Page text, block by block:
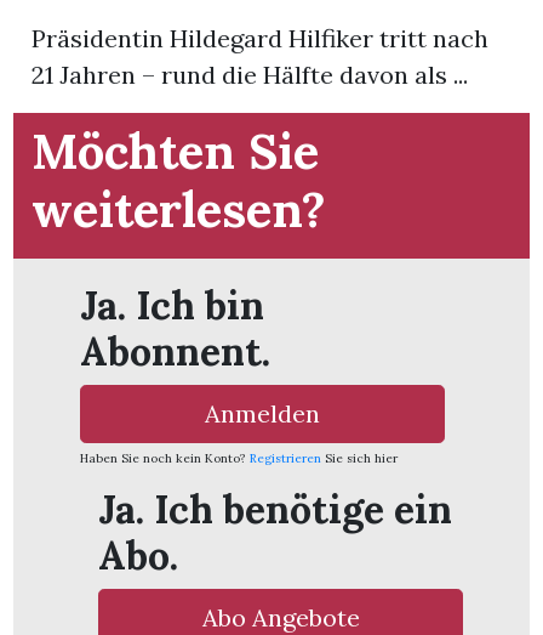
Präsidentin Hildegard Hilfiker tritt nach
21 Jahren – rund die Hälfte davon als ...
Möchten Sie
weiterlesen?
Ja. Ich bin
Abonnent.
Anmelden
Haben Sie noch kein Konto? Registrieren Sie sich hier
Ja. Ich benötige ein
Abo.
Abo Angebote